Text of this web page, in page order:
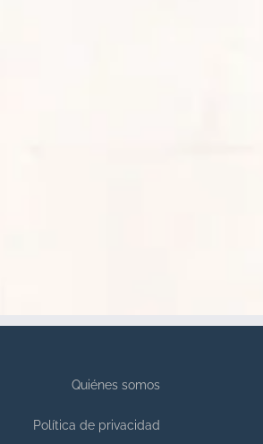
Quiénes somos
Política de privacidad